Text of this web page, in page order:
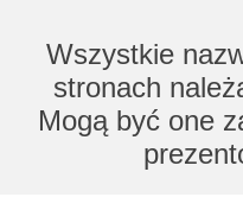
Wszystkie
stronach
Mogą być one